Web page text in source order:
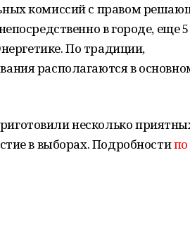
комиссий с правом
в городе, еще 5
По традиции,
располагаются в
несколько
в выборах. Подробностипо